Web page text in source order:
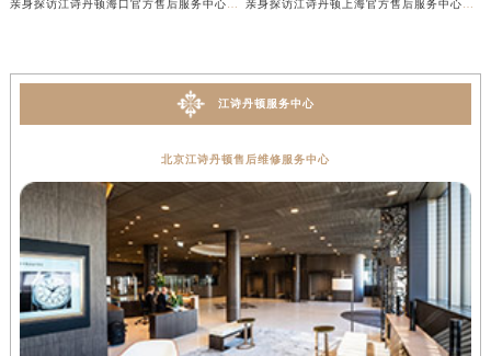
江诗丹顿服务中心
北京江诗丹顿售后维修服务中心